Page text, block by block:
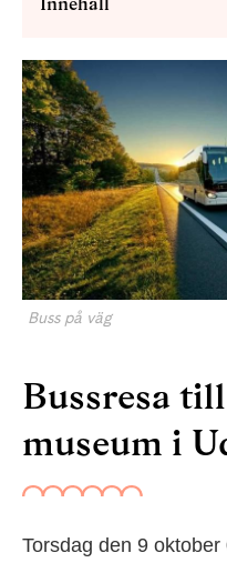
Buss på väg
Bussresa
museum i
Torsdag den 9